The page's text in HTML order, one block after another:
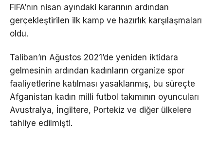
FIFA’nın nisan ayındaki kararının ardından
gerçekleştirilen ilk kamp ve hazırlık karşılaşmaları
oldu.
Taliban’ın Ağustos 2021’de yeniden iktidara
gelmesinin ardından kadınların organize spor
faaliyetlerine katılması yasaklanmış, bu süreçte
Afganistan kadın milli futbol takımının oyuncuları
Avustralya, İngiltere, Portekiz ve diğer ülkelere
tahliye edilmişti.